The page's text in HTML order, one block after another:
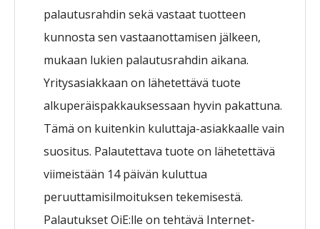
palautusrahdin sekä vastaat tuotteen
kunnosta sen vastaanottamisen jälkeen,
mukaan lukien palautusrahdin aikana.
Yritysasiakkaan on lähetettävä tuote
alkuperäispakkauksessaan hyvin pakattuna.
Tämä on kuitenkin kuluttaja-asiakkaalle vain
suositus. Palautettava tuote on lähetettävä
viimeistään 14 päivän kuluttua
peruuttamisilmoituksen tekemisestä.
Palautukset OiE:lle on tehtävä Internet-